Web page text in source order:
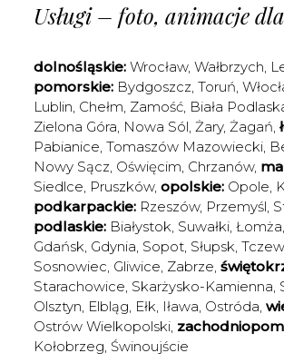
Usługi – foto, animacje
dolnośląskie: Wrocław, Wałbrzych,
pomorskie: Bydgoszcz, Toruń,
Lublin, Chełm, Zamość, Biała
Zielona Góra, Nowa Sól, Żary, Żagań,
Pabianice, Tomaszów Mazowiecki,
Nowy Sącz, Oświęcim, Chrzanów,
Siedlce, Pruszków, opolskie: Opole,
podkarpackie: Rzeszów, Przemyśl,
podlaskie: Białystok, Suwałki, Łomża,
Gdańsk, Gdynia, Sopot, Słupsk, Tczew
Sosnowiec, Gliwice, Zabrze,
Starachowice, Skarżysko-Kamienna,
Olsztyn, Elbląg, Ełk, Iława, Ostróda,
Ostrów Wielkopolski,
Kołobrzeg, Świnoujście